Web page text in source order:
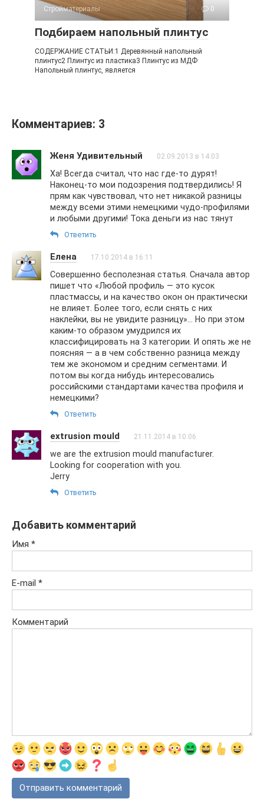
Стройматериалы 0
Подбираем напольный плинтус
СОДЕРЖАНИЕ СТАТЬИ:1 Деревянный напольный
плинтус2 Плинтус из пластика3 Плинтус из МДФ
Напольный плинтус, является
Комментариев: 3
Женя Удивительный 02.09.2013 в 14:03
Ха! Всегда считал, что нас где-то дурят!
Наконец-то мои подозрения подтвердились! Я
прям как чувствовал, что нет никакой разницы
между всеми этими немецкими чудо-профилями
и любыми другими! Тока деньги из нас тянут
Ответить
Елена 17.10.2014 в 16:11
Совершенно бесполезная статья. Сначала автор
пишет что «Любой профиль — это кусок
пластмассы, и на качество окон он практически
не влияет. Более того, если снять с них
наклейки, вы не увидите разницу»… Но при этом
каким-то образом умудрился их
классифицировать на 3 категории. И опять же не
поясняя — а в чем собственно разница между
тем же экономом и средним сегментами. И
потом вы когда нибудь интересовались
российскими стандартами качества профиля и
немецкими?
Ответить
extrusion mould 21.11.2014 в 10:06
we are the extrusion mould manufacturer.
Looking for cooperation with you.
Jerry
Ответить
Добавить комментарий
Имя *
E-mail *
Комментарий